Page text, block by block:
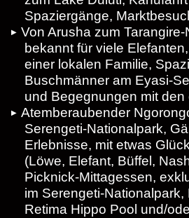
Spaziergänge,
Von Arusha zum
bekannt für viele
einer lokalen Familie,
Buschmänner am Eyasi-
und Begegnungen mit
Atemberaubender
Serengeti-Nationalpark,
Erlebnisse, mit etwas
(Löwe, Elefant, Büffel,
Picknick-Mittagessen,
im Serengeti-Nationalpark,
Retima Hippo Pool und/